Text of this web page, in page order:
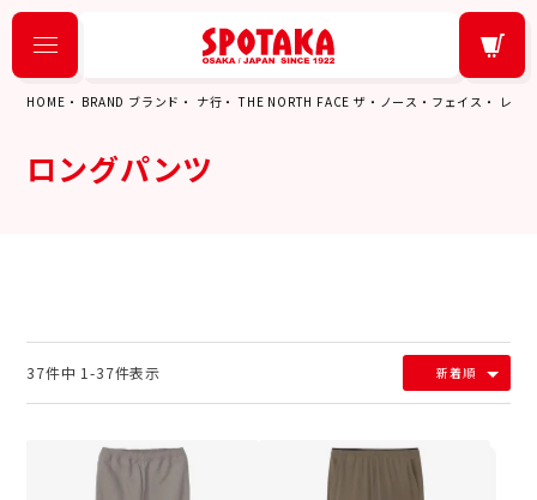
HOME BRAND ブランド ナ行 THE NORTH FACE ザ・ノース・フェイス レデ
ロングパンツ
新着順
37件中 1-37件表示